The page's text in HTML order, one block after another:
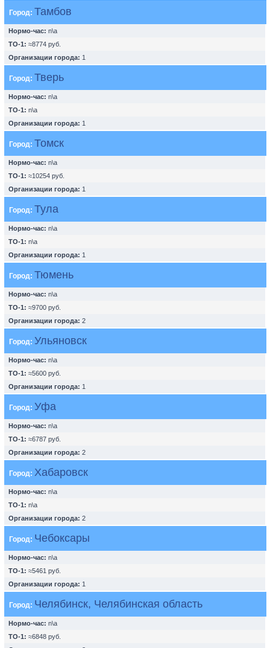
Город: Тамбов
Нормо-час: n\a
ТО-1: ≈8774 руб.
Организации города: 1
Город: Тверь
Нормо-час: n\a
ТО-1: n\a
Организации города: 1
Город: Томск
Нормо-час: n\a
ТО-1: ≈10254 руб.
Организации города: 1
Город: Тула
Нормо-час: n\a
ТО-1: n\a
Организации города: 1
Город: Тюмень
Нормо-час: n\a
ТО-1: ≈9700 руб.
Организации города: 2
Город: Ульяновск
Нормо-час: n\a
ТО-1: ≈5600 руб.
Организации города: 1
Город: Уфа
Нормо-час: n\a
ТО-1: ≈6787 руб.
Организации города: 2
Город: Хабаровск
Нормо-час: n\a
ТО-1: n\a
Организации города: 2
Город: Чебоксары
Нормо-час: n\a
ТО-1: ≈5461 руб.
Организации города: 1
Город: Челябинск, Челябинская область
Нормо-час: n\a
ТО-1: ≈6848 руб.